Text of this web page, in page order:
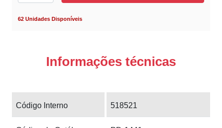
62 Unidades Disponíveis
Informações técnicas
Código Interno 518521